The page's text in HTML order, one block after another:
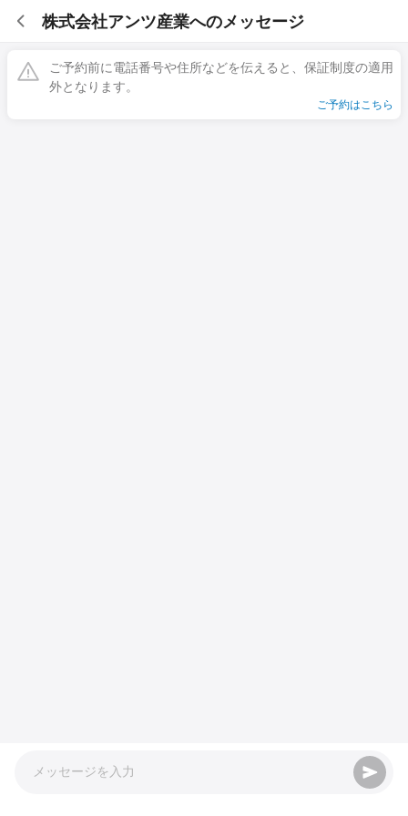
株式会社アンツ産業へのメッセージ
ご予約前に電話番号や住所などを伝えると、保証制度の適用
外となります。
ご予約はこちら